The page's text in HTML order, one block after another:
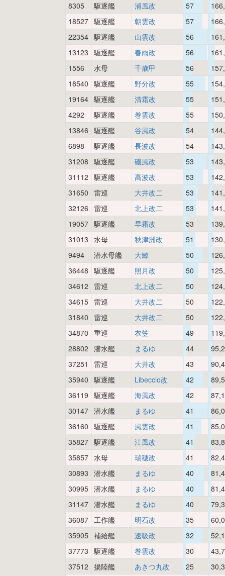
8305
駆逐艦 浦風改 57
18527 駆逐艦 朝雲改 57
22354 駆逐艦 山雲改 56
13123 駆逐艦 春雨改 56
1556
水母 千歳甲 56
18540 駆逐艦 野分改 55
19164 駆逐艦 清霜改 55
4292
駆逐艦 巻雲改 55
13846 駆逐艦 谷風改 54
6898
駆逐艦 長波改 54
31208 駆逐艦 磯風改 53
31112 駆逐艦 高波改 53
31650 雷巡 大井改二 53
32126 雷巡 北上改二 53
19057 駆逐艦 早霜改 53
31013 水母 秋津洲改 51
9494
潜水母艦 大鯨 50
36448 駆逐艦 照月改 50
34612 雷巡 北上改二 50
34615 雷巡 大井改二 50
31840 雷巡 大井改二 50
34870 重巡 衣笠 49
28802 潜水艦 まるゆ 44
37251
雷巡 大井改 43
35940 駆逐艦 Libeccio改 42
36119 駆逐艦 海風改 42
30147 潜水艦 まるゆ 41
36160 駆逐艦 風雲改 41
35827 駆逐艦 江風改 41
35857 水母 瑞穂改 41
30893 潜水艦 まるゆ 40
30995 潜水艦 まるゆ 40
31147 潜水艦 まるゆ 40
36087 工作艦 明石改 35
35905 補給艦 速吸改 32
37773 駆逐艦 巻雲改 30
37512 揚陸艦 あきつ丸改 25